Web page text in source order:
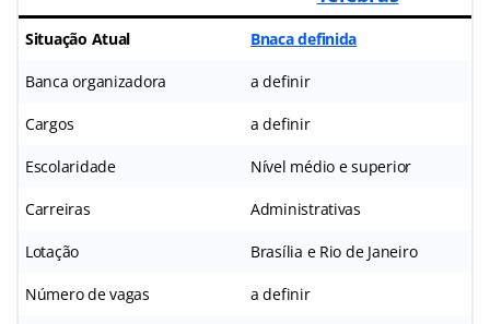
Situação Atual Bnaca definida
Banca organizadora a definir
Cargos a definir
Escolaridade Nível médio e superior
Carreiras Administrativas
Lotação Brasília e Rio de Janeiro
Número de vagas a definir